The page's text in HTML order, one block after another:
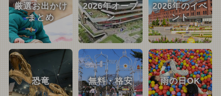
厳選お出かけ
まとめ
2026年オープ
ン
2026年のイベ
ント
恐竜 無料・格安 雨の日OK